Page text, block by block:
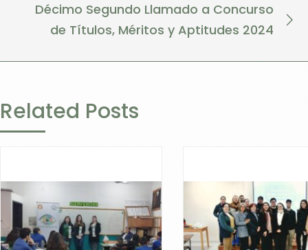
Décimo Segundo Llamado a Concurso
de Títulos, Méritos y Aptitudes 2024
Related Posts